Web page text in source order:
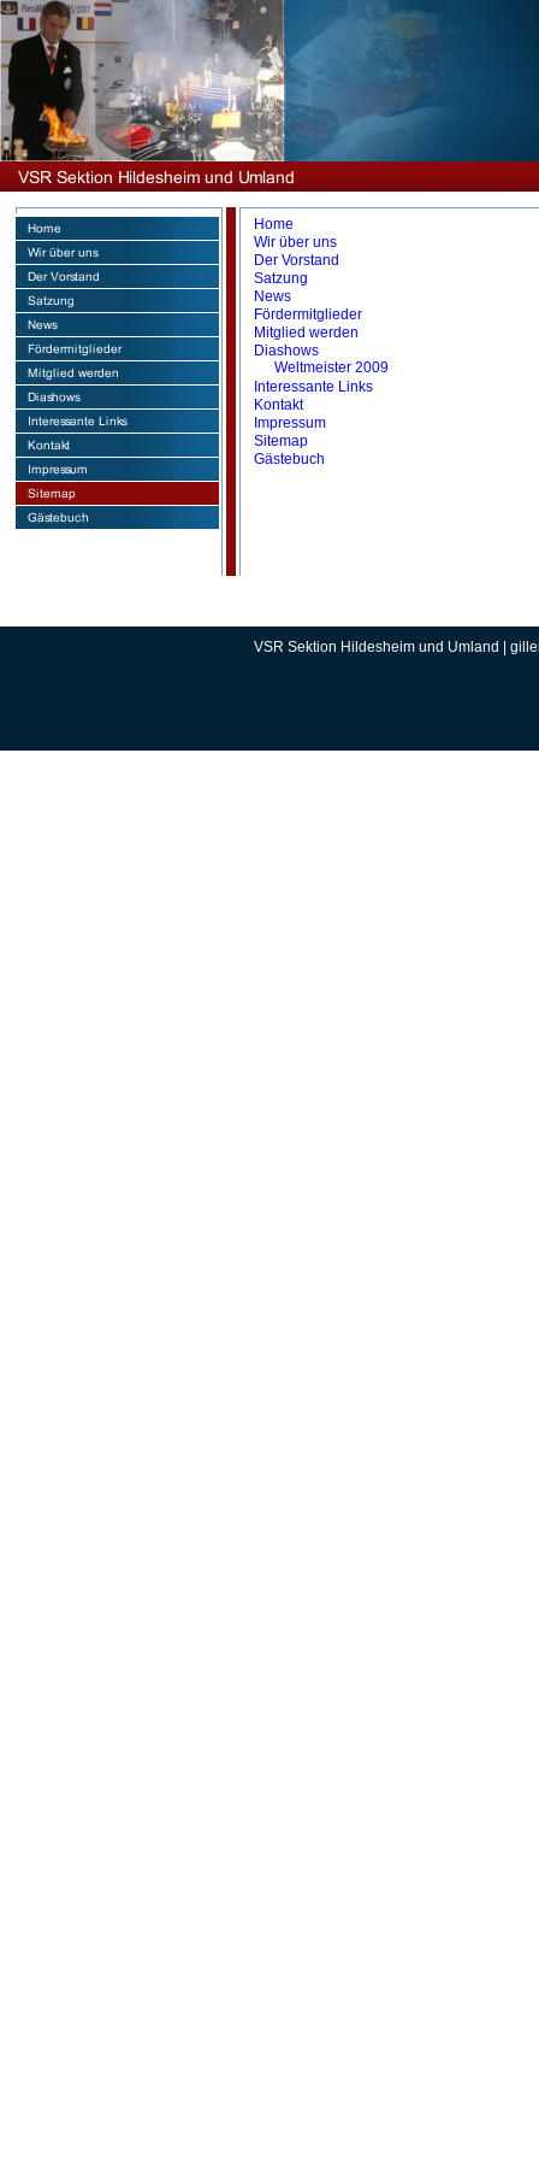
Home
Wir über uns
Der Vorstand
Satzung
News
Fördermitglieder
Mitglied werden
Diashows
Weltmeister 2009
Interessante Links
Kontakt
Impressum
Sitemap
Gästebuch
VSR Sektion Hildesheim und Umland |